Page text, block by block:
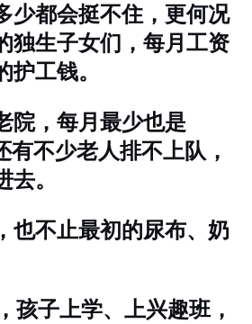
少都会挺不住，更何况
独生子女们，每月工资
工钱。
院，每月最少也是
不少老人排不上队，
。
也不止最初的尿布、奶
孩子上学、上兴趣班，